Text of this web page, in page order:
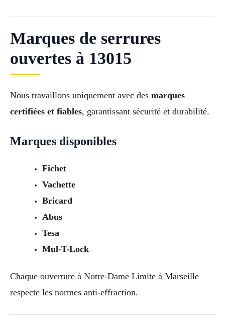
Marques de serrures
ouvertes à 13015
Nous travaillons uniquement avec des marques
certifiées et fiables, garantissant sécurité et durabilité.
Marques disponibles
Fichet
Vachette
Bricard
Abus
Tesa
Mul-T-Lock
Chaque ouverture à Notre-Dame Limite à Marseille
respecte les normes anti-effraction.